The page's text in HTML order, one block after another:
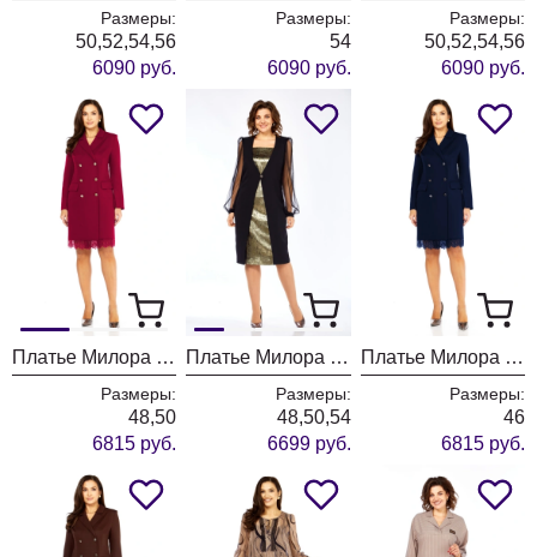
Размеры:
50,52,54,56
6090 руб.
Размеры:
54
6090 руб.
Размеры:
50,52,54,56
6090 руб.
Платье Милора Стиль 1413 красный
Размеры:
48,50
6815 руб.
Платье Милора Стиль 1417 черный + золото
Размеры:
48,50,54
6699 руб.
Платье Милора Стиль 1413 синий
Размеры:
46
6815 руб.